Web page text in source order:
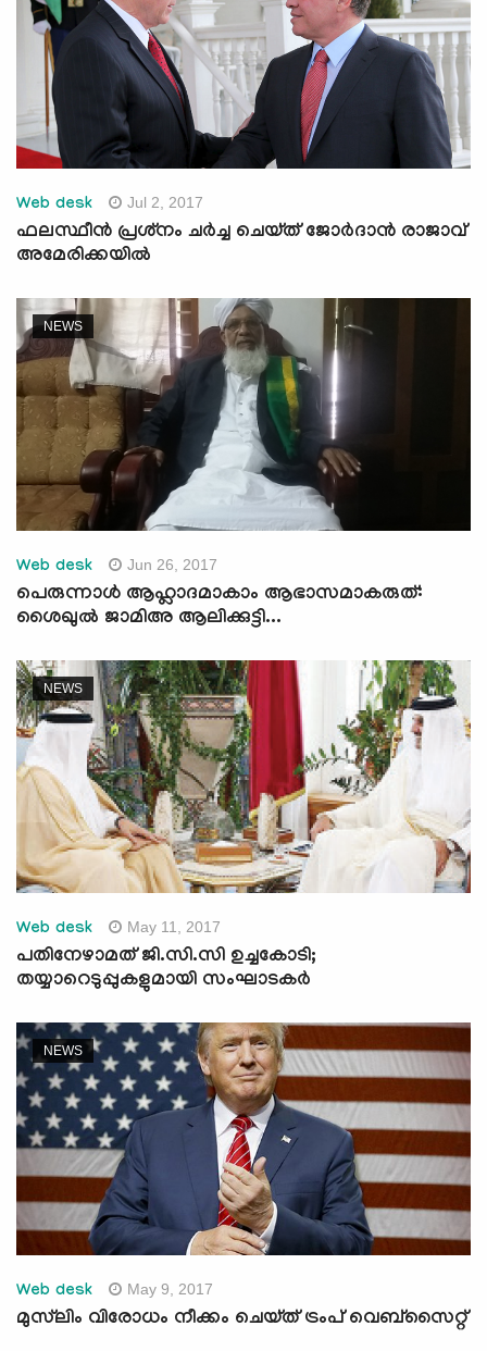
Web desk Jul 2, 2017
ഫലസ്ഥീന്‍ പ്രശ്‌നം ചര്‍ച്ച ചെയ്ത് ജോര്‍ദാന്‍ രാജാവ്
അമേരിക്കയില്‍
NEWS
Web desk Jun 26, 2017
പെരുന്നാള്‍ ആഹ്ലാദമാകാം ആഭാസമാകരുത്:
ശൈഖുല്‍ ജാമിഅ ആലിക്കുട്ടി...
NEWS
Web desk May 11, 2017
പതിനേഴാമത് ജി.സി.സി ഉച്ചകോടി;
തയ്യാറെടുപ്പുകളുമായി സംഘാടകര്‍
NEWS
Web desk May 9, 2017
മുസ്‌ലിം വിരോധം നീക്കം ചെയ്ത് ട്രംപ് വെബ്‌സൈറ്റ്